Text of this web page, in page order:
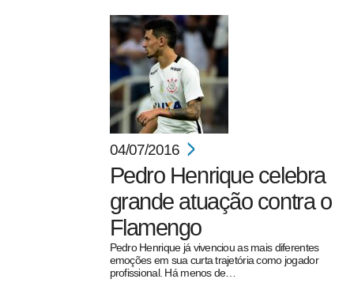
pecbol.com
04/07/2016
Pedro Henrique celebra
grande atuação contra o
Flamengo
Pedro Henrique já vivenciou as mais diferentes
emoções em sua curta trajetória como jogador
profissional. Há menos de…